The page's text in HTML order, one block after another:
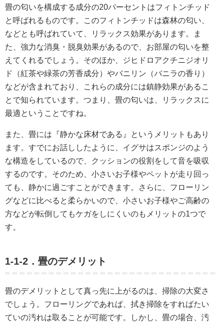
畳の匂いを構成する成分の20パーセントはフィトンチッド
と呼ばれるものです。このフィトンチッドは森林の匂い、
などとも呼ばれていて、リラックス効果があります。ま
た、強力な消臭・脱臭効果があるので、お部屋の匂いを整
えてくれるでしょう。そのほか、ジヒドロアクチニジオリ
ド（紅茶や緑茶の芳香成分）やバニリン（バニラの香り）
などが含まれており、これらの成分には鎮静効果があるこ
とで知られています。つまり、畳の匂いは、リラックスに
最適ということですね。
また、畳には『静かな床材である』というメリットもあり
ます。すでにお話ししたように、イグサはスポンジのよう
な構造をしているので、クッションの役割をして音を吸収
するのです。そのため、小さいお子様やペットが走り回っ
ても、静かに過ごすことができます。さらに、フローリン
グなどに比べると柔らかいので、小さいお子様やご高齢の
方などが転倒してもケガをしにくいのもメリットの1つで
す。
1-1-2．畳のデメリット
畳のデメリットとして真っ先に上がるのは、掃除の大変さ
でしょう。フローリングであれば、拭き掃除をすればたい
ていの汚れは取ることが可能です。しかし、畳の場合、汚